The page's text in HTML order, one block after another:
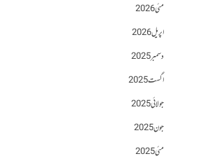
مئی 2026
اپریل 2026
دسمبر 2025
اگست 2025
جولائی 2025
جون 2025
مئی 2025